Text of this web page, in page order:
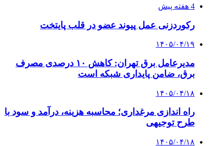
4 هفته پیش
رکوردزنی عمل پیوند عضو در قلب پایتخت
۱۴۰۵/۰۴/۱۹
مدیرعامل برق تهران: کاهش ۱۰ درصدی مصرف
برق، ضامن پایداری شبکه است
۱۴۰۵/۰۴/۱۸
راه اندازی مرغداری؛ محاسبه هزینه، درآمد و سود با
طرح توجیهی
۱۴۰۵/۰۴/۱۸